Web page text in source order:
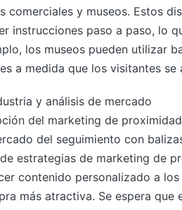
comerciales y museos. Estos
instrucciones paso a paso, lo
los museos pueden utilizar
a medida que los visitantes se
y análisis de mercado
del marketing de proximidad
del seguimiento con
estrategias de marketing de
contenido personalizado a
más atractiva. Se espera